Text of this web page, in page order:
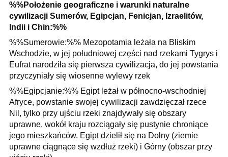
%%Położenie geograficzne i warunki naturalne
cywilizacji Sumerów, Egipcjan, Fenicjan, Izraelitów,
Indii i Chin:%%
%%Sumerowie:%% Mezopotamia leżała na Bliskim
Wschodzie, w jej południowej części nad rzekami Tygrys i
Eufrat narodziła się pierwsza cywilizacja, do jej powstania
przyczyniały się wiosenne wylewy rzek
%%Egipcjanie:%% Egipt leżał w północno-wschodniej
Afryce, powstanie swojej cywilizacji zawdzięczał rzece
Nil, tylko przy ujściu rzeki znajdywały się obszary
uprawne, wokół kraju rozciągały się pustynie chroniące
jego mieszkańców. Egipt dzielił się na Dolny (ziemie
uprawne ciągnące się wzdłuż rzeki) i Górny (obszar przy